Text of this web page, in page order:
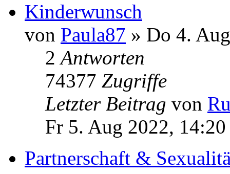
Kinderwunsch
von Paula87 » Do 4.
2Antworten
74377 Zugriffe
Letzter Beitrag von
Fr 5. Aug 2022, 14:20
Partnerschaft &